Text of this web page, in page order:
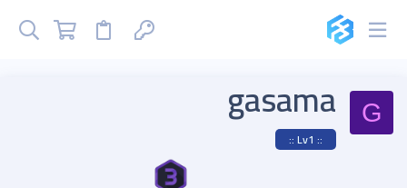
G
gasama
:: Lv1 ::